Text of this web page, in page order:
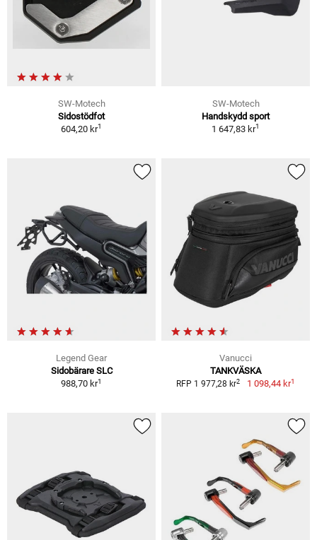
SW-Motech
Sidostödfot
604,20 kr1
SW-Motech
Handskydd sport
1 647,83 kr1
Legend Gear
Sidobärare SLC
988,70 kr1
Vanucci
TANKVÄSKA
RFP 1 977,28 kr2 1 098,44 kr1